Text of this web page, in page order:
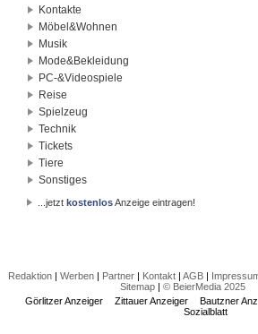
Kontakte
Möbel&Wohnen
Musik
Mode&Bekleidung
PC-&Videospiele
Reise
Spielzeug
Technik
Tickets
Tiere
Sonstiges
...jetztkostenlosAnzeige eintragen!
Redaktion| Werben| Partner| Kontakt| AGB|
Sitemap| © BeierMedia 2025
Görlitzer Anzeiger
Zittauer Anzeiger Bautzner
Sozialblatt